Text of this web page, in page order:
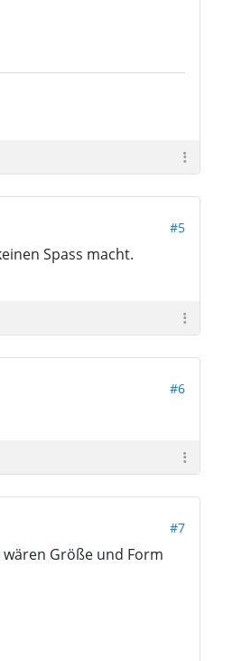
#5
Spass macht.
#6
#7
Größe und Form